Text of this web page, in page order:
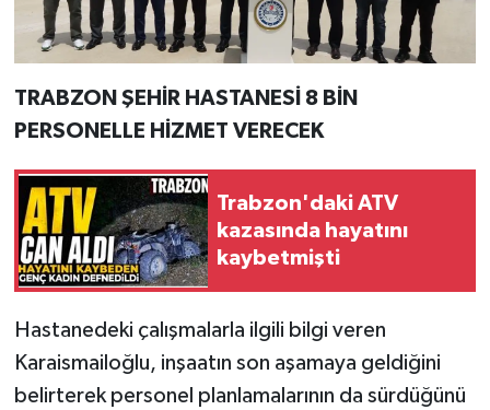
TRABZON ŞEHİR HASTANESİ 8 BİN
PERSONELLE HİZMET VERECEK
Trabzon'daki ATV
kazasında hayatını
kaybetmişti
Hastanedeki çalışmalarla ilgili bilgi veren
Karaismailoğlu, inşaatın son aşamaya geldiğini
belirterek personel planlamalarının da sürdüğünü